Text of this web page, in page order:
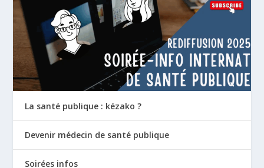
La santé publique : kézako ?
Devenir médecin de santé publique
Soirées infos